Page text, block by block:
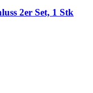
2er Set, 1 Stk